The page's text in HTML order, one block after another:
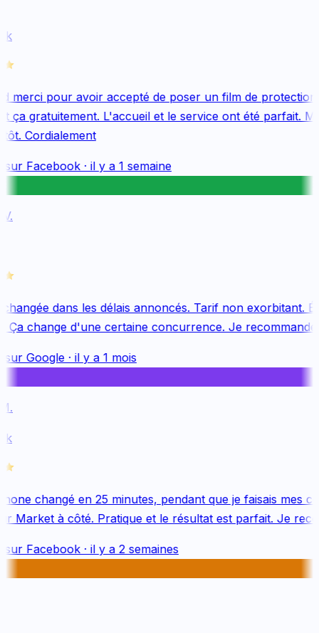
merci pour avoir accepté de poser un film de protection
ça gratuitement. L'accueil et le service ont été parfait.
Cordialement
Facebook· il y a 1 semaine
dans les délais annoncés. Tarif non exorbitant.
Ça change d'une certaine concurrence. Je recommande
Google· il y a 1 mois
changé en 25 minutes, pendant que je faisais mes
Market à côté. Pratique et le résultat est parfait. Je
Facebook· il y a 2 semaines